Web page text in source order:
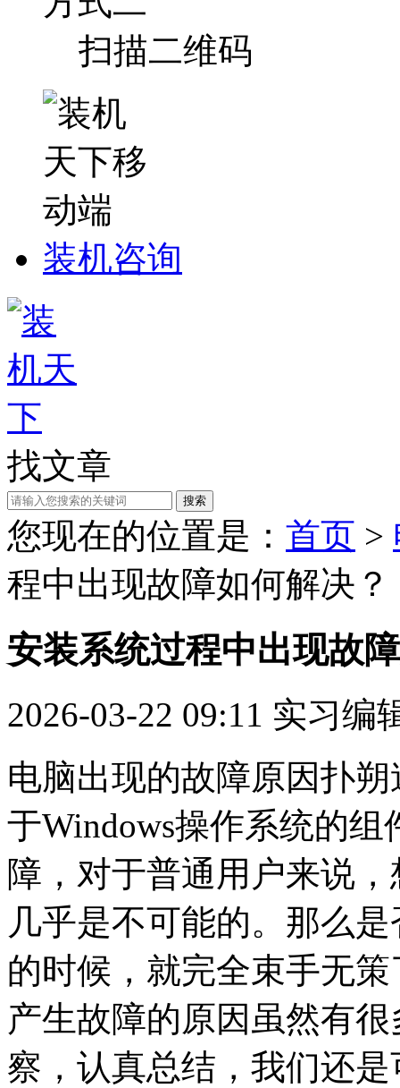
扫描二维码
装机咨询
找文章
搜索
您现在的位置是： 首页 >
程中出现故障如何解决？
安装系统过程中出现故
2026-03-22 09:11 实习编
电脑出现的故障原因扑
于Windows操作系统的
障，对于普通用户来说
几乎是不可能的。那么
的时候，就完全束手无
产生故障的原因虽然有
察，认真总结，我们还